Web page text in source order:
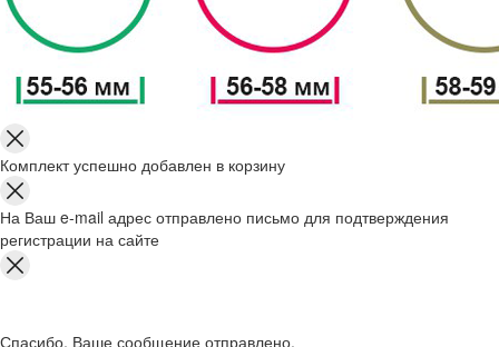
Комплект успешно добавлен в корзину
На Ваш e-mail адрес отправлено письмо для подтверждения
регистрации на сайте
Спасибо, Ваше сообщение отправлено.